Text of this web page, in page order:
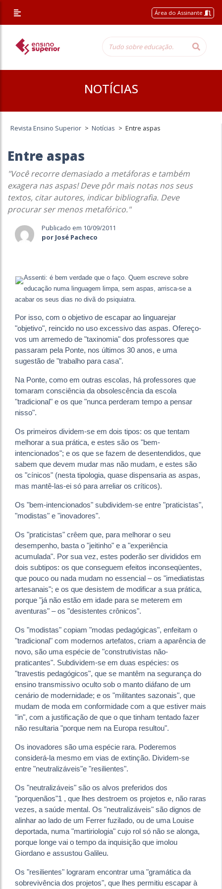
Área do Assinante
NOTÍCIAS
Revista Ensino Superior > Notícias > Entre aspas
Entre aspas
"Você recorre demasiado a metáforas e também
exagera nas aspas! Deve pôr mais notas nos seus
textos, citar autores, indicar bibliografia. Deve
procurar ser menos metafórico."
Publicado em 10/09/2011
por José Pacheco
Assenti: é bem verdade que o faço. Quem escreve sobre
educação numa linguagem limpa, sem aspas, arrisca-se a
acabar os seus dias no divã do psiquiatra.
Por isso, com o objetivo de escapar ao linguarejar
"objetivo", reincido no uso excessivo das aspas. Ofereço-
vos um arremedo de "taxinomia" dos professores que
passaram pela Ponte, nos últimos 30 anos, e uma
sugestão de "trabalho para casa".
Na Ponte, como em outras escolas, há professores que
tomaram consciência da obsolescência da escola
"tradicional" e os que "nunca perderam tempo a pensar
nisso".
Os primeiros dividem-se em dois tipos: os que tentam
melhorar a sua prática, e estes são os "bem-
intencionados"; e os que se fazem de desentendidos, que
sabem que devem mudar mas não mudam, e estes são
os "cínicos" (nesta tipologia, quase dispensaria as aspas,
mas mantê-las-ei só para arreliar os críticos).
Os "bem-intencionados" subdividem-se entre "praticistas",
"modistas" e "inovadores".
Os "praticistas" crêem que, para melhorar o seu
desempenho, basta o "jeitinho" e a "experiência
acumulada". Por sua vez, estes poderão ser divididos em
dois subtipos: os que conseguem efeitos inconseqüentes,
que pouco ou nada mudam no essencial – os "imediatistas
artesanais"; e os que desistem de modificar a sua prática,
porque "já não estão em idade para se meterem em
aventuras" – os "desistentes crônicos".
Os "modistas" copiam "modas pedagógicas", enfeitam o
"tradicional" com modernos artefatos, criam a aparência de
novo, são uma espécie de "construtivistas não-
praticantes". Subdividem-se em duas espécies: os
"travestis pedagógicos", que se mantêm na segurança do
ensino transmissivo oculto sob o manto diáfano de um
cenário de modernidade; e os "militantes sazonais", que
mudam de moda em conformidade com a que estiver mais
"in", com a justificação de que o que tinham tentado fazer
não resultaria "porque nem na Europa resultou".
Os inovadores são uma espécie rara. Poderemos
considerá-la mesmo em vias de extinção. Dividem-se
entre "neutralizáveis"e "resilientes".
Os "neutralizáveis" são os alvos preferidos dos
"porquenãos"1 , que lhes destroem os projetos e, não raras
vezes, a saúde mental. Os "neutralizáveis" são dignos de
alinhar ao lado de um Ferrer fuzilado, ou de uma Louise
deportada, numa "martiriologia" cujo rol só não se alonga,
porque longe vai o tempo da inquisição que imolou
Giordano e assustou Galileu.
Os "resilientes" lograram encontrar uma "gramática da
sobrevivência dos projetos", que lhes permitiu escapar à